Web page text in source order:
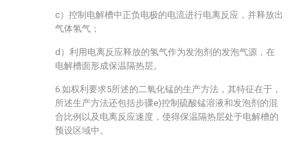
c）控制电解槽中正负电极的电流进行电离反应，并释放出
气体氢气；
d）利用电离反应释放的氢气作为发泡剂的发泡气源，在
电解槽面形成保温隔热层。
6.如权利要求5所述的二氧化锰的生产方法，其特征在于，
所述生产方法还包括步骤e)控制硫酸锰溶液和发泡剂的混
合比例以及电离反应速度，使得保温隔热层处于电解槽的
预设区域中。